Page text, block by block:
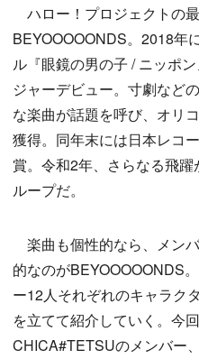
ハロー！プロジェクトの最
BEYOOOOONDS。2018年
ル『眼鏡の男の子 / ニッポ
ジャーデビュー。寸劇など
な楽曲が話題を呼び、オリ
獲得。同年末には日本レコ
賞。令和2年、さらなる飛
ループだ。
楽曲も個性的なら、メン
的なのがBEYOOOOONDS
ー12人それぞれのキャラク
を立てて紹介していく。今
CHICA#TETSUのメンバー